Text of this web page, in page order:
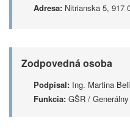
Adresa: Nitrianska 5, 917
Zodpovedná osoba
Podpísal: Ing. Martina
Funkcia: GŠR /